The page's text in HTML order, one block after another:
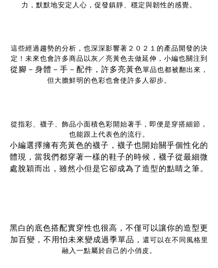
力，默默地安定人心，促發鎮靜、穩定與韌性的感覺。
這些經過趨勢的分析，也深深影響著２０２１的產品開發的決
定！未來也會許多商品以灰／亮黃色去做延伸，小編也關注到
從腳－身體－手－配件，許多亮黃色單品也都被翻出來，
但大膽鮮明的色彩也會使許多人卻步。
從指彩、襪子、飾品小面積色彩開始著手，即便是穿搭細節，
也能跟上代表色的流行。
小編選擇擁有亮黃色的襪子，襪子也開始關乎個性化的
體現，當我們都穿著一樣的鞋子的時候，襪子從最細微
處脫穎而出，雖然小但是它卻成為了造型的點睛之筆。
黑白的底色搭配實穿性也很高，不僅可以讓你的造型更
加百變，不用怕未來變成過季單品， 還可以在不同風格里
融入一點屬於自己的小俏皮。